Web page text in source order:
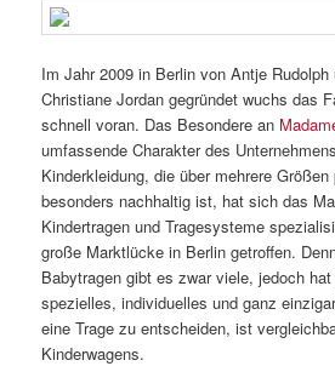
Im Jahr 2009 in Berlin von Antje Rudolph
Christiane Jordan gegründet wuchs das
schnell voran. Das Besondere an
umfassende Charakter des
Kinderkleidung, die über mehrere
besonders nachhaltig ist, hat sich das
Kindertragen und Tragesysteme
große Marktlücke in Berlin getroffen.
Babytragen gibt es zwar viele, jedoch
spezielles, individuelles und ganz
eine Trage zu entscheiden, ist
Kinderwagens.